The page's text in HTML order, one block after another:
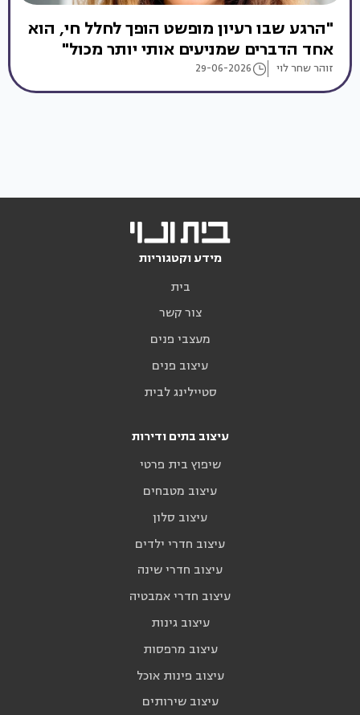
"הרגע שבו רעיון מופשט הופך לחלל חי, הוא
אחד הדברים שמניעים אותי יותר מכול"
זוהר שחר לוי 29-06-2026
מידע וקטגוריות
בית
צור קשר
מעצבי פנים
עיצוב פנים
סטיילינג לבית
עיצוב בתים ודירות
שיפוץ בית פרטי
עיצוב מטבחים
עיצוב סלון
עיצוב חדרי ילדים
עיצוב חדרי שינה
עיצוב חדרי אמבטיה
עיצוב גינות
עיצוב מרפסות
עיצוב פינות אוכל
עיצוב שירותים